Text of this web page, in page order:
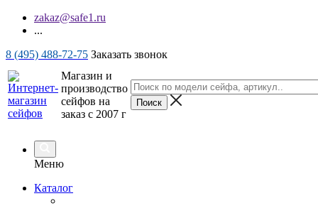
zakaz@safe1.ru
...
8 (495) 488-72-75 Заказать звонок
Магазин и
производство
сейфов на
заказ с 2007 г
Меню
Каталог